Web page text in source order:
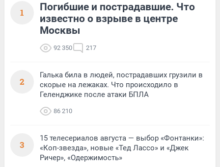
1
Погибшие и пострадавшие. Что
известно о взрыве в центре
Москвы
92 350 217
2
Галька била в людей, пострадавших грузили в
скорые на лежаках. Что происходило в
Геленджике после атаки БПЛА
86 210
3
15 телесериалов августа — выбор «Фонтанки»:
«Коп-звезда», новые «Тед Лассо» и «Джек
Ричер», «Одержимость»